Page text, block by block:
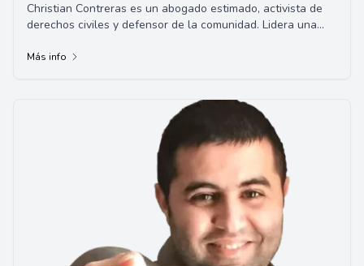
Christian Contreras es un abogado estimado, activista de
derechos civiles y defensor de la comunidad. Lidera una
Más info